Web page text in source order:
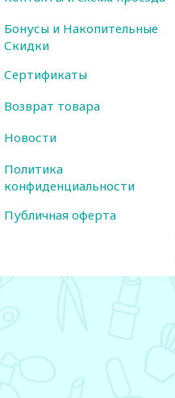
Бонусы и Накопительные
Скидки
Сертификаты
Возврат товара
Новости
Политика
конфиденциальности
Публичная оферта